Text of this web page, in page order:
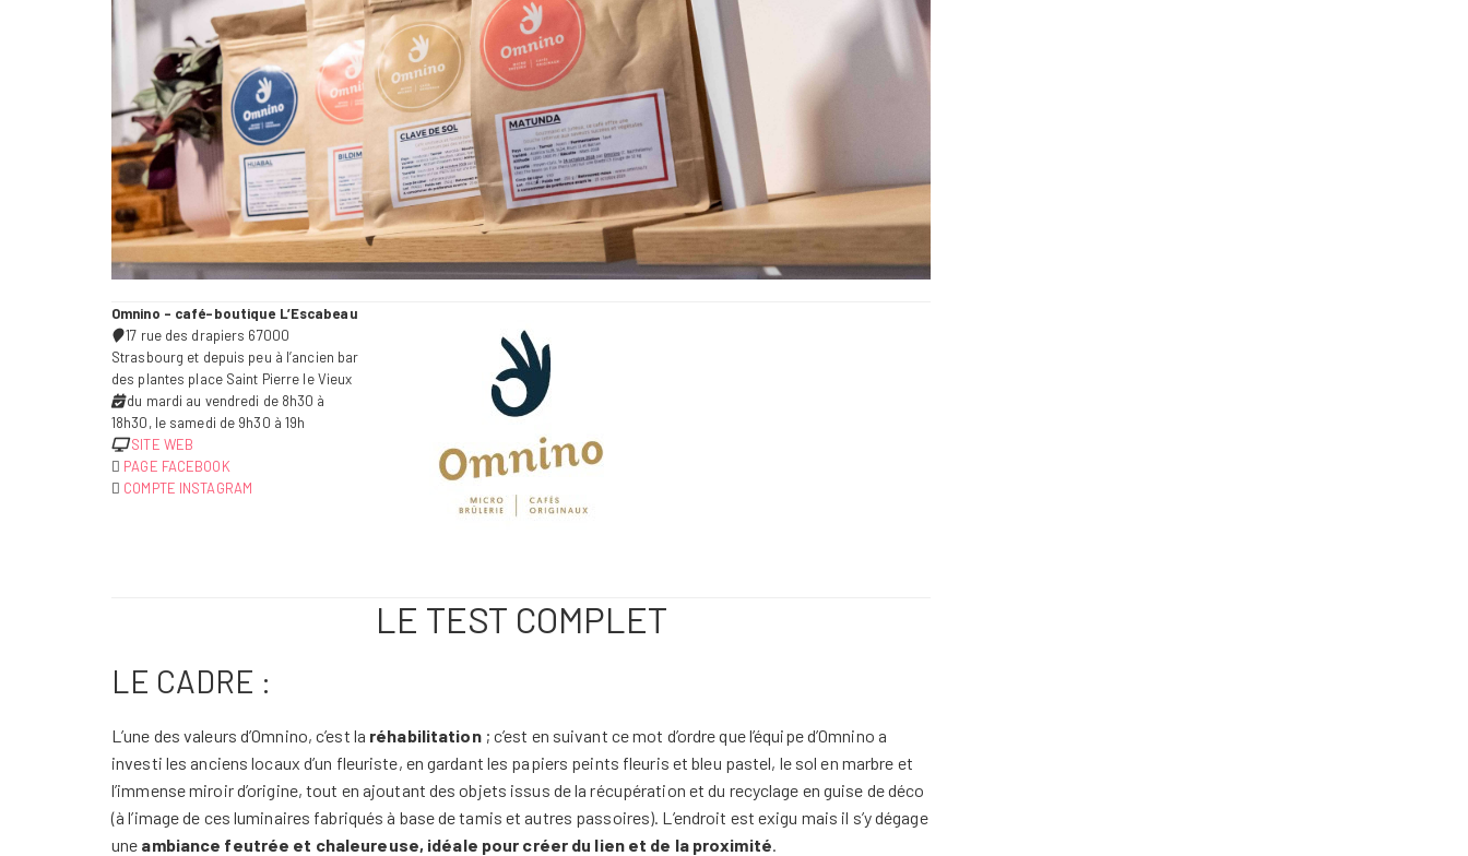
Omnino – café-boutique L’Escabeau
17 rue des drapiers 67000
Strasbourg et depuis peu à l’ancien bar
des plantes place Saint Pierre le Vieux
du mardi au vendredi de 8h30 à
18h30, le samedi de 9h30 à 19h
SITE WEB
PAGE FACEBOOK
COMPTE INSTAGRAM
LE TEST COMPLET
LE CADRE :
L’une des valeurs d’Omnino, c’est la réhabilitation ; c’est en suivant ce mot d’ordre que l’équipe d’Omnino a
investi les anciens locaux d’un fleuriste, en gardant les papiers peints fleuris et bleu pastel, le sol en marbre et
l’immense miroir d’origine, tout en ajoutant des objets issus de la récupération et du recyclage en guise de déco
(à l’image de ces luminaires fabriqués à base de tamis et autres passoires). L’endroit est exigu mais il s’y dégage
une ambiance feutrée et chaleureuse, idéale pour créer du lien et de la proximité.